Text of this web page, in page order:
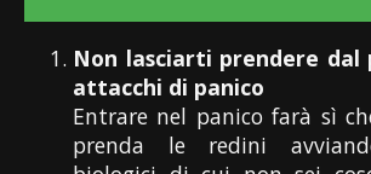
Non lasciarti prendere dal
attacchi di panico
Entrare nel panico farà sì
prenda le redini